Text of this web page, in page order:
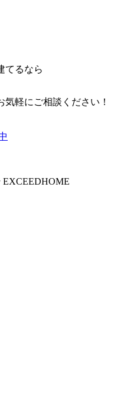
てるなら
軽にご相談ください！